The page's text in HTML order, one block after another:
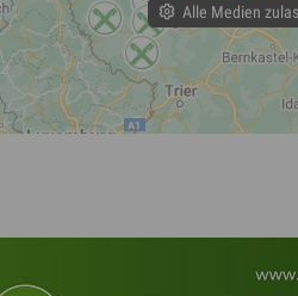
Alle Medien